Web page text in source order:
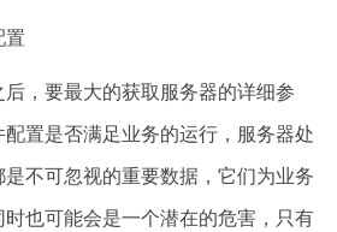
置
，要最大的获取服务器的详细参
置是否满足业务的运行，服务器处
不可忽视的重要数据，它们为业务
也可能会是一个潜在的危害，只有